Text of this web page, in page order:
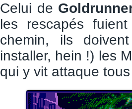
Celui de
les rescapés
chemin, ils
installer, hein !) les
qui y vit attaque